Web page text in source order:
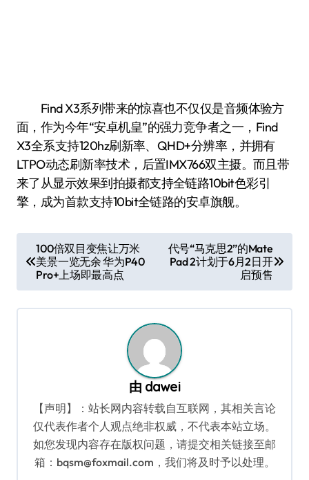
Find X3系列带来的惊喜也不仅仅是音频体验方
面，作为今年“安卓机皇”的强力竞争者之一，Find
X3全系支持120hz刷新率、QHD+分辨率，并拥有
LTPO动态刷新率技术，后置IMX766双主摄。而且带
来了从显示效果到拍摄都支持全链路10bit色彩引
擎，成为首款支持10bit全链路的安卓旗舰。
章
导
航
100倍双目变焦让万米
美景一览无余 华为P40
Pro+上场即最高点
代号“马克思2”的Mate
Pad 2计划于6月2日开
启预售
由 dawei
【声明】：站长网内容转载自互联网，其相关言论
仅代表作者个人观点绝非权威，不代表本站立场。
如您发现内容存在版权问题，请提交相关链接至邮
箱：bqsm@foxmail.com，我们将及时予以处理。